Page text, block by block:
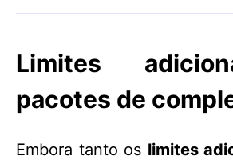
Limites
pacotes de
Embora tanto os limites